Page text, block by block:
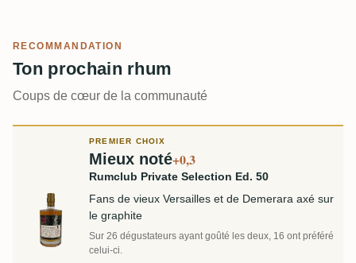
RECOMMANDATION
Ton prochain rhum
Coups de cœur de la communauté
PREMIER CHOIX
Mieux noté+0,3
Rumclub Private Selection Ed. 50
Fans de vieux Versailles et de Demerara axé sur
le graphite
Sur 26 dégustateurs ayant goûté les deux, 16 ont préféré
celui-ci.